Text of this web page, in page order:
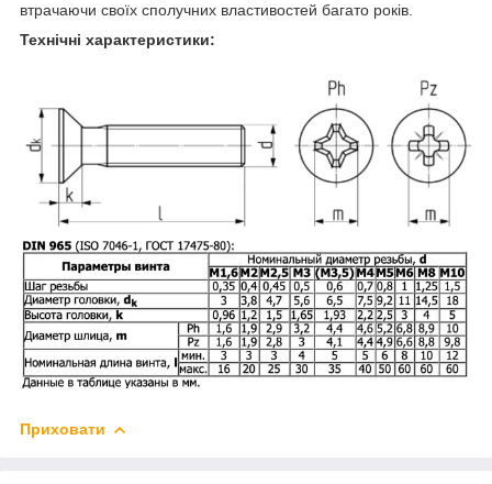
втрачаючи своїх сполучних властивостей багато років.
Технічні характеристики:
Приховати